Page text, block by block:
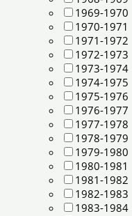
1969-1970
1970-1971
1971-1972
1972-1973
1973-1974
1974-1975
1975-1976
1976-1977
1977-1978
1978-1979
1979-1980
1980-1981
1981-1982
1982-1983
1983-1984